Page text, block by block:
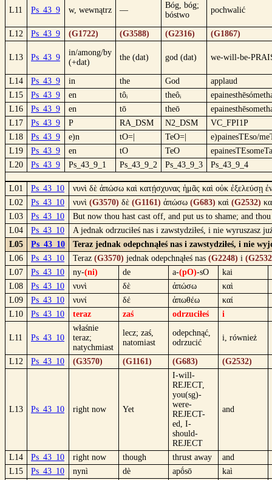
L11 Ps_43_9 w, wewnątrz —
Bóg, bóg;
bóstwo
pochwalić
L12 Ps_43_9 (G1722) (G3588) (G2316) (G1867)
L13 Ps_43_9
in/among/by
(+dat)
the (dat) god (dat) we-will-be-
L14 Ps_43_9 in the God
applaud
L15
Ps_43_9 en tôᵢ theôᵢ
L16
Ps_43_9 en tō theō
L17
Ps_43_9 P RA_DSM N2_DSM
VC_FPI1P
L18
Ps_43_9 e)n tO=| TeO=|
e)painesTEso/
L19
Ps_43_9 en tO TeO
epainesTEsomeTa
L20
Ps_43_9 Ps_43_9_1 Ps_43_9_2 Ps_43_9_3 Ps_43_9_4
L01 Ps_43_10
νυνὶ δὲ ἀπώσω καὶ κατῄσχυνας ἡμᾶς καὶ οὐκ ἐξελεύσῃ
L02
Ps_43_10 νυνὶ (G3570) δὲ (G1161) ἀπώσω (G683) καὶ (G2532)
L03
Ps_43_10
But now thou hast cast off, and put us to shame; and
L04
Ps_43_10
A jednak odrzuciłeś nas i zawstydziłeś, i nie wyruszasz
L05
Ps_43_10
Teraz jednak odepchnąłeś nas i zawstydziłeś, i nie
L06
Ps_43_10 Teraz (G3570) jednak odepchnąłeś nas (G2248) i
L07
Ps_43_10 ny-(ni) de a-(pO)-sO
kai
L08
Ps_43_10 νυνὶ δὲ ἀπώσω
καὶ
L09
Ps_43_10 νυνί δέ ἀπωθέω
καί
L10
Ps_43_10 teraz zaś odrzuciłeś i
L11 Ps_43_10
właśnie
teraz;
natychmiast
lecz; zaś,
natomiast
odepchnąć,
odrzucić
i, również
L12 Ps_43_10 (G3570) (G1161) (G683) (G2532)
L13 Ps_43_10 right now Yet
I-will-
REJECT,
you(sg)-
were-
REJECT-
ed, I-
should-
REJECT
and
L14 Ps_43_10 right now though thrust away
and
L15
Ps_43_10 nynì dè apṓsō
kaì